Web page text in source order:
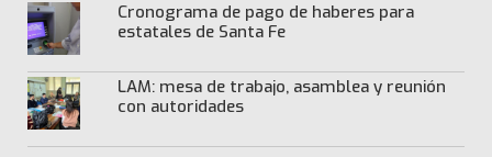
Cronograma de pago de haberes para
estatales de Santa Fe
LAM: mesa de trabajo, asamblea y reunión
con autoridades